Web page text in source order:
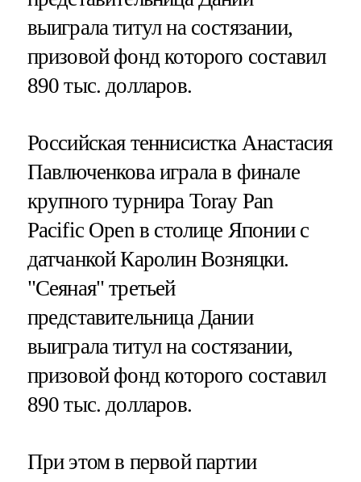
выиграла титул на состязании,
призовой фонд которого составил
890 тыс. долларов.
Российская теннисистка Анастасия
Павлюченкова играла в финале
крупного турнира Toray Pan
Pacific Open в столице Японии с
датчанкой Каролин Возняцки.
"Сеяная" третьей
представительница Дании
выиграла титул на состязании,
призовой фонд которого составил
890 тыс. долларов.
При этом в первой партии